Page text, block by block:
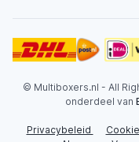
© Multiboxers.nl - All
onderdeel van
Privacybeleid